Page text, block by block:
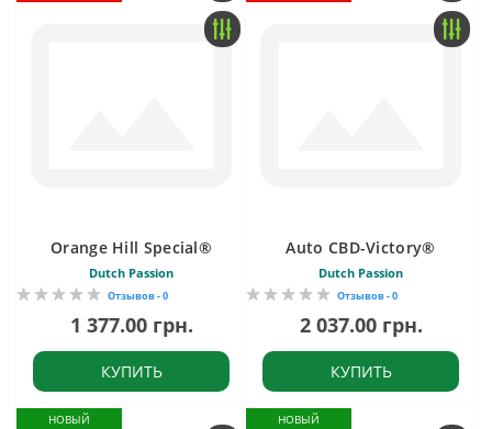
Orange Hill Special®
Dutch Passion
Отзывов - 0
1 377.00 грн.
КУПИТЬ
Auto CBD-Victory®
Dutch Passion
Отзывов - 0
2 037.00 грн.
КУПИТЬ
НОВЫЙ
НОВЫЙ